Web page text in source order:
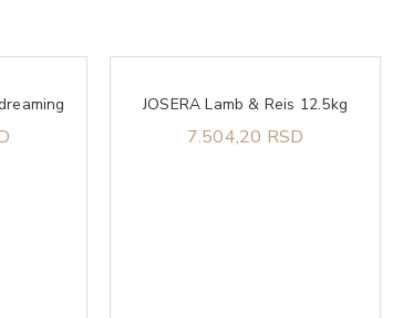
JOSERA Lamb & Reis 12.5kg
7.504,20 RSD